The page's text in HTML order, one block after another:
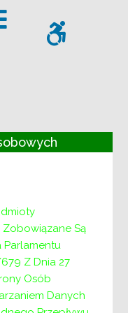
Są
Parlamentu
Z Dnia 27
Osób
Danych
Offcanvas Sidebar
dla
na
wsparcia dla
wzmacnianie
realizujących
przemocy w